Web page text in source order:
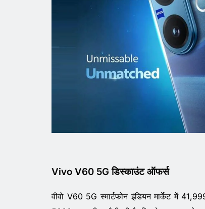
Vivo V60 5G डिस्काउंट ऑफर्स
वीवो V60 5G स्मार्टफोन इंडियन मार्केट में